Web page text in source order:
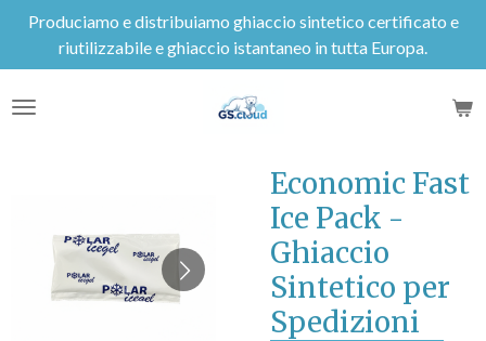
Vai
contenuto
principale
Produciamo e distribuiamo ghiaccio sintetico certificato e
riutilizzabile e ghiaccio istantaneo in tutta Europa.
Economic Fast
Ice Pack -
Ghiaccio
Sintetico per
Spedizioni